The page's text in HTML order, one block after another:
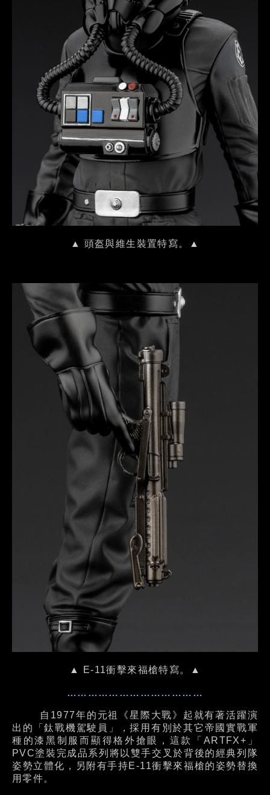
▲ 頭盔與維生裝置特寫。▲
▲ E-11衝擊來福槍特寫。▲
…………………………………
自1977年的元祖《星際大戰》起就有著活躍演
出的「鈦戰機駕駛員」，採用有別於其它帝國實戰軍
種的漆黑制服而顯得格外搶眼，這款「ARTFX+」
PVC塗裝完成品系列將以雙手交叉於背後的經典列隊
姿勢立體化，另附有手持E-11衝擊來福槍的姿勢替換
用零件。